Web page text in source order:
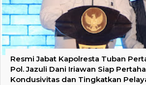
Resmi Jabat Kapolresta Tuban
Pol. Jazuli Dani Iriawan Siap
Kondusivitas dan Tingkatkan